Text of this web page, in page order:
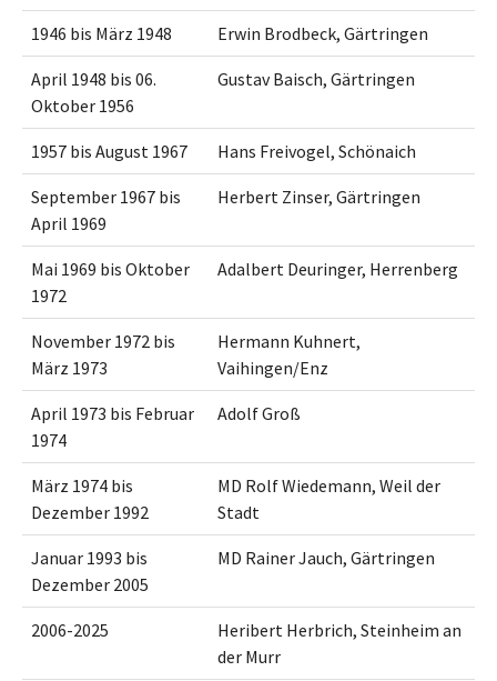
1946 bis März 1948 Erwin Brodbeck, Gärtringen
April 1948 bis 06.
Oktober 1956
Gustav Baisch, Gärtringen
1957 bis August 1967 Hans Freivogel, Schönaich
September 1967 bis
April 1969
Herbert Zinser, Gärtringen
Mai 1969 bis Oktober
1972
Adalbert Deuringer, Herrenberg
November 1972 bis
März 1973
Hermann Kuhnert,
Vaihingen/Enz
April 1973 bis Februar
1974
Adolf Groß
März 1974 bis
Dezember 1992
MD Rolf Wiedemann, Weil der
Stadt
Januar 1993 bis
Dezember 2005
MD Rainer Jauch, Gärtringen
2006-2025
Heribert Herbrich, Steinheim an
der Murr